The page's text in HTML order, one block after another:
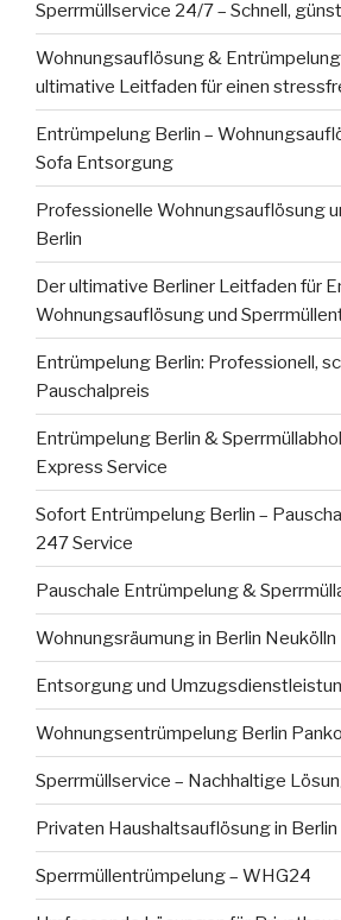
Sperrmüllservice 24/7 – Schnell,
Wohnungsauflösung & Entrümpelung
ultimative Leitfaden für einen
Entrümpelung Berlin –
Sofa Entsorgung
Professionelle Wohnungsauflösung
Berlin
Der ultimative Berliner Leitfaden für
Wohnungsauflösung und
Entrümpelung Berlin: Professionell,
Pauschalpreis
Entrümpelung Berlin &
Express Service
Sofort Entrümpelung Berlin –
247 Service
Pauschale Entrümpelung &
Wohnungsräumung in Berlin Neukölln
Entsorgung und
Wohnungsentrümpelung Berlin
Sperrmüllservice – Nachhaltige
Privaten Haushaltsauflösung in Berlin
Sperrmüllentrümpelung – WHG24